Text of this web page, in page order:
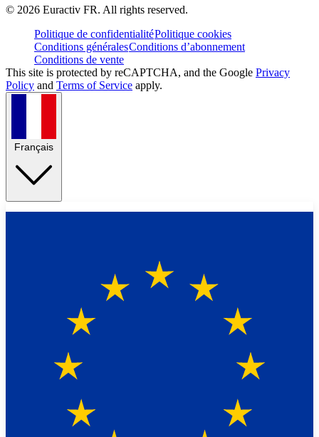
© 2026 Euractiv FR. All rights reserved.
Politique de confidentialitéPolitique cookies
Conditions généralesConditions d’abonnement
Conditions de vente
This site is protected by reCAPTCHA, and the Google Privacy
Policy and Terms of Service apply.
Français